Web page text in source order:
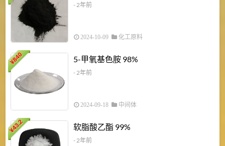
- 2年前
2024-10-09 化工原料
¥
840 5-甲氧基色胺 98%
- 2年前
2024-09-18 中间体
¥
43.2 软脂酸乙酯 99%
- 2年前